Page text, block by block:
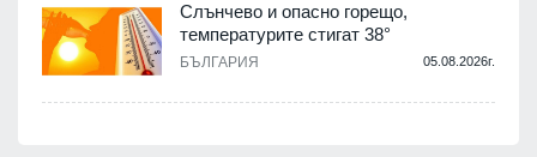
Слънчево и опасно горещо,
температурите стигат 38°
БЪЛГАРИЯ 05.08.2026г.